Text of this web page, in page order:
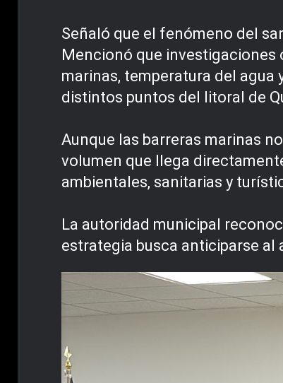
Señaló que el fenómeno del
Mencionó que
marinas, temperatura del agua
distintos puntos del litoral de
Aunque las barreras marinas
volumen que llega
ambientales, sanitarias y
La autoridad municipal
estrategia busca anticiparse al